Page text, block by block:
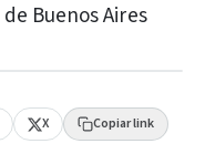
Buenos Aires
X Copiar link